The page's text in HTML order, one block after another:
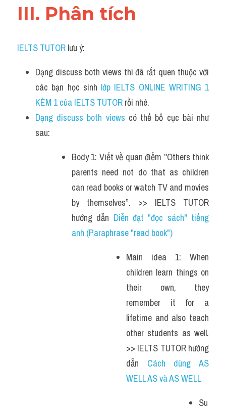
III. Phân tích
IELTS TUTOR lưu ý:
Dạng discuss both views thì đã rất quen thuộc với
các bạn học sinh lớp IELTS ONLINE WRITING 1
KÈM 1 của IELTS TUTOR rồi nhé.
Dạng discuss both views có thể bố cục bài như
sau:
Body 1: Viết về quan điểm ''Others think
parents need not do that as children
can read books or watch TV and movies
by themselves”. >> IELTS TUTOR
hướng dẫn Diễn đạt "đọc sách" tiếng
anh (Paraphrase "read book")
Main idea 1: When
children learn things on
their own, they
remember it for a
lifetime and also teach
other students as well.
>> IELTS TUTOR hướng
dẫn Cách dùng AS
WELL AS và AS WELL
Su